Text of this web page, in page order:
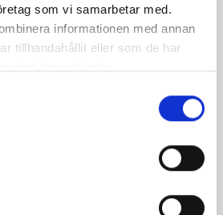
som vi samarbetar med.
informationen med annan
tillhandahållit eller som de har